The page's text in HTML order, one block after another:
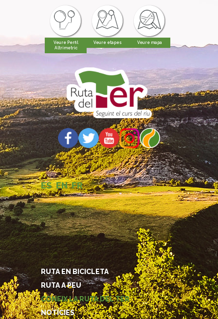
Veure Perfil
Altrimetric
Veure etapes Veure mapa
ES EN FR
RUTA EN BICICLETA
RUTA A PEU
CONEIX LA RUTA DEL TER
NOTÍCIES